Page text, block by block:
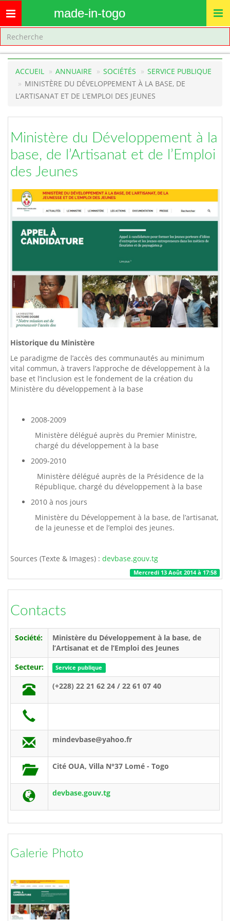
Toggle
navigation
made-in-togo
ACCUEIL ANNUAIRE SOCIÉTÉS
SERVICE PUBLIQUE
MINISTÈRE DU DÉVELOPPEMENT À LA BASE, DE
L’ARTISANAT ET DE L’EMPLOI DES JEUNES
Ministère du Développement à la
base, de l’Artisanat et de l’Emploi
des Jeunes
Historique du Ministère
Le paradigme de l’accès des communautés au minimum
vital commun, à travers l’approche de développement à la
base et l’inclusion est le fondement de la création du
Ministère du développement à la base
2008-2009
Ministère délégué auprès du Premier Ministre,
chargé du développement à la base
2009-2010
Ministère délégué auprès de la Présidence de la
République, chargé du développement à la base
2010 à nos jours
Ministère du Développement à la base, de l’artisanat,
de la jeunesse et de l’emploi des jeunes.
Sources (Texte & Images) : devbase.gouv.tg
Mercredi 13 Août 2014 à 17:58
Contacts
Société:
Ministère du Développement à la base, de
l’Artisanat et de l’Emploi des Jeunes
Secteur:
Service publique
(+228) 22 21 62 24 / 22 61 07 40
mindevbase@yahoo.fr
Cité OUA, Villa N°37 Lomé - Togo
devbase.gouv.tg
Galerie Photo